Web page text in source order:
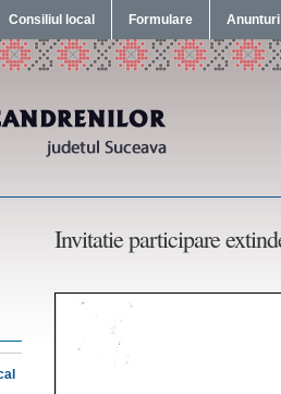
Consiliul local Formulare Anunturi
Invitatie participare